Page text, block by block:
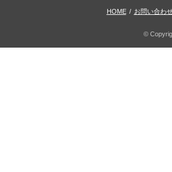
HOME / お問い合わ
©